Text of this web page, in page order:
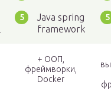
Java spring
framework
+ ООП,
фреймворки,
Docker